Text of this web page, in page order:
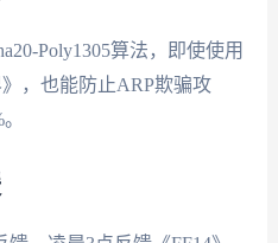
Poly1305算法，即使使用
，也能防止ARP欺骗攻